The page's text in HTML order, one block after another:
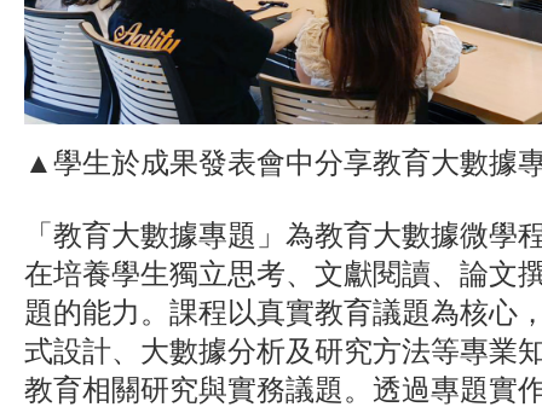
▲學生於成果發表會中分享教育大數據
「教育大數據專題」為教育大數據微學
在培養學生獨立思考、文獻閱讀、論文
題的能力。課程以真實教育議題為核心
式設計、大數據分析及研究方法等專業
教育相關研究與實務議題。透過專題實